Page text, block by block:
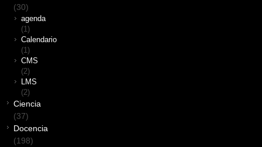
(30)
agenda
(1)
Calendario
(1)
CMS
(2)
LMS
(2)
Ciencia
(37)
Docencia
(198)